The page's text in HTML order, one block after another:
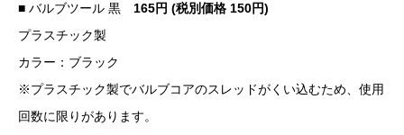
■ バルブツール 黒 165円 (税別価格 150円)
プラスチック製
カラー：ブラック
※プラスチック製でバルブコアのスレッドがくい込むため、使用
回数に限りがあります。